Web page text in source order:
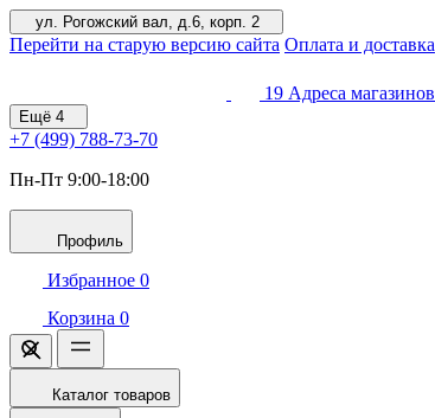
ул. Рогожский вал, д.6, корп. 2
Перейти на старую версию сайта Оплата и доставка
19 Адреса магазинов
Ещё 4
+7 (499) 788-73-70
Пн-Пт 9:00-18:00
Профиль
Избранное 0
Корзина 0
Каталог товаров